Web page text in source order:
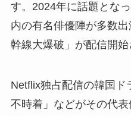
す。2024年に話題とな
内の有名俳優陣が多数
幹線大爆破」が配信開始
Netflix独占配信の韓国
不時着」などがその代表